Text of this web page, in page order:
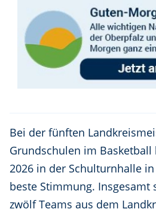
Bei der fünften
Grundschulen im Basketball
2026 in der Schulturnhalle
beste Stimmung. Insgesamt
zwölf Teams aus dem